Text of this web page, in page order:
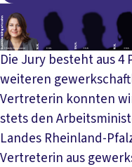
Die Jury besteht aus
weiteren
Vertreterin konnten
stets den
Landes Rheinland-
Vertreterin aus